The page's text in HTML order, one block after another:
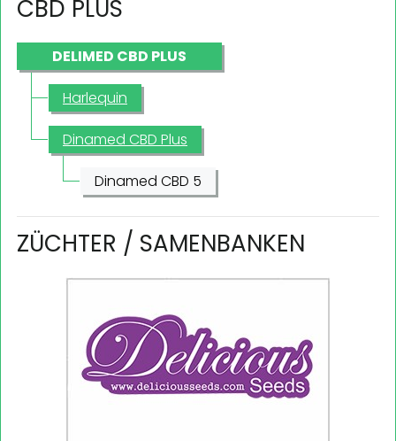
CBD PLUS
DELIMED CBD PLUS
Harlequin
Dinamed CBD Plus
Dinamed CBD 5
ZÜCHTER / SAMENBANKEN